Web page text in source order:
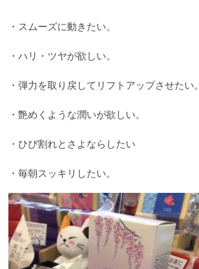
・スムーズに動きたい。
・ハリ・ツヤが欲しい。
・弾力を取り戻してリフトアップさせたい。
・艶めくような潤いが欲しい。
・ひび割れとさよならしたい
・毎朝スッキリしたい。